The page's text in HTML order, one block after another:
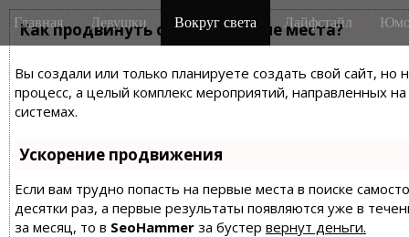
Как продвинуть сайт на первые места?
Вы создали или только планируете создать свой сайт,
процесс, а целый комплекс мероприятий, направленных
системах.
Ускорение продвижения
Если вам трудно попасть на первые места в поиске
десятки раз, а первые результаты появляются уже в
за месяц, то в SeoHammer за бустер вернут деньги.
M
a
n
m
e
n
u
i
Главная Девушки Вокруг света Лайфстайл